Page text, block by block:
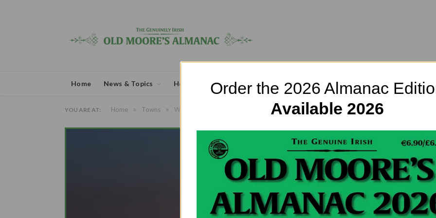
Home News & Topics Horoscopes Astro Reports Genealogy Buy the Almanac Theo’s
YOU ARE AT: Home » Towns » Waterford
WATERFORD
Order the 2026 Almanac
Available 2026